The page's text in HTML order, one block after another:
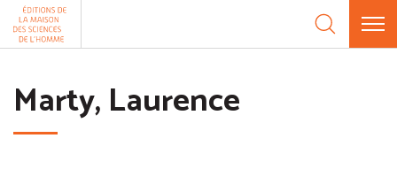
Aller au contenu
Marty, Laurence
Panneau de gestion des cookies